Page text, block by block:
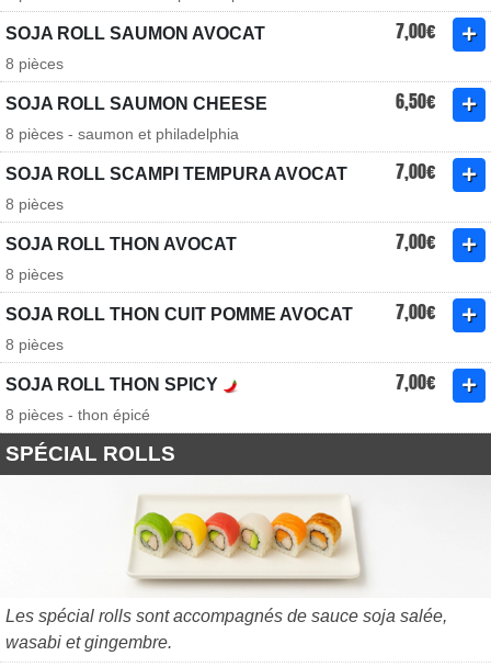
SOJA ROLL SAUMON AVOCAT 7,00€
8 pièces
SOJA ROLL SAUMON CHEESE 6,50€
8 pièces - saumon et philadelphia
SOJA ROLL SCAMPI TEMPURA AVOCAT 7,00€
8 pièces
SOJA ROLL THON AVOCAT 7,00€
8 pièces
SOJA ROLL THON CUIT POMME AVOCAT 7,00€
8 pièces
SOJA ROLL THON SPICY 7,00€
8 pièces - thon épicé
SPÉCIAL ROLLS
Les spécial rolls sont accompagnés de sauce soja salée,
wasabi et gingembre.